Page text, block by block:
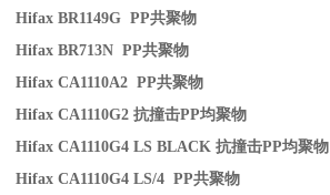
Hifax BR1149G PP共聚物
Hifax BR713N PP共聚物
Hifax CA1110A2 PP共聚物
Hifax CA1110G2抗撞击PP均聚物
Hifax CA1110G4 LS BLACK抗撞击PP均聚物
Hifax CA1110G4 LS/4 PP共聚物